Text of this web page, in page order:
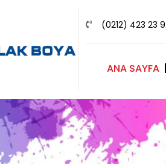
(0212) 423 23
ANA SAYFA